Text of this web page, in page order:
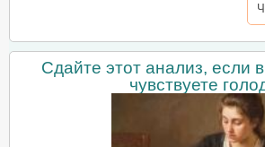
Сдайте этот анализ, если
чувствуете